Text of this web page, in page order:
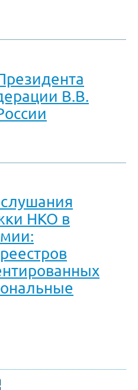
В.В.
НКО в